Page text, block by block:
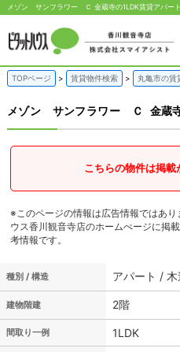
メゾン サンフラワー Ｃ 金蔵寺の1LDK賃貸アパー
TOPページ 賃貸物件検索 丸亀市の賃
メゾン サンフラワー Ｃ 金蔵
こちらの物件は掲載
※このページの情報は広告情報ではあ
ウス香川観音寺店のホームぺージに掲
考情報です。
種別 / 構造 アパート / 木
建物階建 2階
間取り一例 1LDK